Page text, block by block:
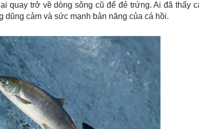
quay trở về dòng sông cũ để đẻ trứng. Ai đã thấy
cảm và sức mạnh bản năng của cá hồi.